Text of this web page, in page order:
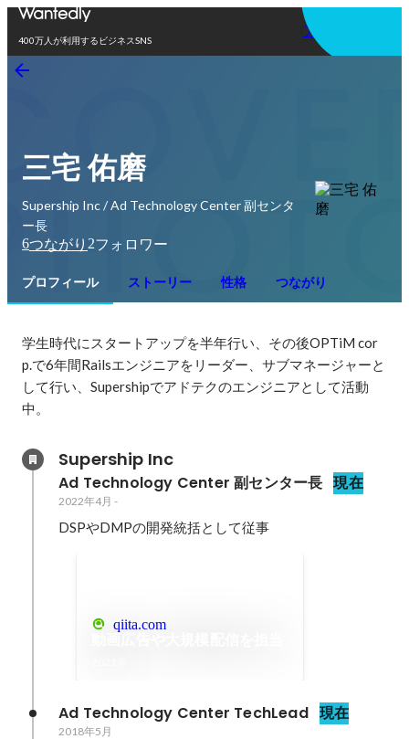
400万人が利用するビジネスSNS
アプリを使う
三宅 佑磨
Supership Inc / Ad Technology Center 副センタ
ー長
6つながり 2フォロワー
プロフィール ストーリー 性格 つながり
学生時代にスタートアップを半年行い、その後OPTiM cor
p.で6年間Railsエンジニアをリーダー、サブマネージャーと
して行い、Supershipでアドテクのエンジニアとして活動
中。
Supership Inc
Ad Technology Center 副センター長 現在
2022年4月 -
DSPやDMPの開発統括として従事
qiita.com
Ad Technology Center TechLead 現在
2018年5月